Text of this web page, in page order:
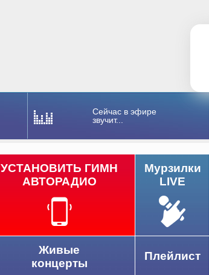
Сейчас в эфире
звучит...
УСТАНОВИТЬ ГИМН
АВТОРАДИО
Мурзилки
LIVE
Живые
концерты
Плейлист